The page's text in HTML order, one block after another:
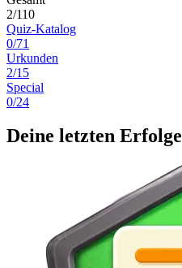
2/110
Quiz-Katalog
0/71
Urkunden
2/15
Special
0/24
Deine letzten Erfolge